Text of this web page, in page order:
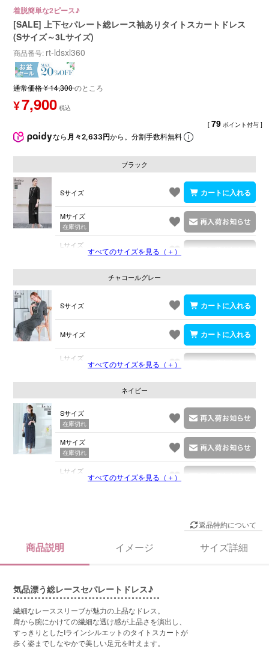
着脱簡単な2ピース♪
[SALE] 上下セパレート総レース袖ありタイトスカートドレス
(Sサイズ～3Lサイズ)
商品番号 rt-ldsxl360
通常価格¥14,300のところ
¥7,900
[ 79 ポイント付与 ]
なら 月々2,633円から。分割手数料無料
ブラック
Sサイズ
Mサイズ
在庫切れ
Lサイズ
すべてのサイズを見る（＋）
チャコールグレー
Sサイズ
Mサイズ
Lサイズ
すべてのサイズを見る（＋）
ネイビー
Sサイズ
在庫切れ
Mサイズ
在庫切れ
Lサイズ
すべてのサイズを見る（＋）
返品特約について
商品説明 イメージ サイズ詳細
気品漂う総レースセパレートドレス♪
繊細なレーススリーブが魅力の上品なドレス。
肩から腕にかけての繊細な透け感が上品さを演出し、
すっきりとしたIラインシルエットのタイトスカートが
歩く姿までしなやかで美しい足元を叶えます。